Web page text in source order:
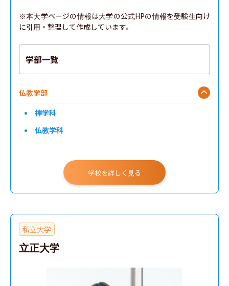
※本大学ページの情報は大学の公式HPの情報を受験生向け
に引用・整理して作成しています。
学部一覧
仏教学部
禅学科
仏教学科
学校を詳しく見る
私立大学
立正大学